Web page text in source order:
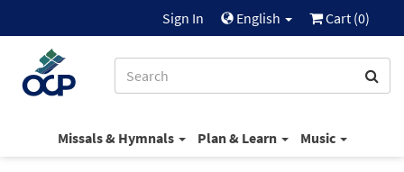
Sign In English Cart (0)
Missals & Hymnals Plan & Learn Music